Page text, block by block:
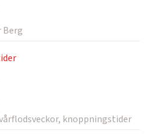
Berg
knoppningstider